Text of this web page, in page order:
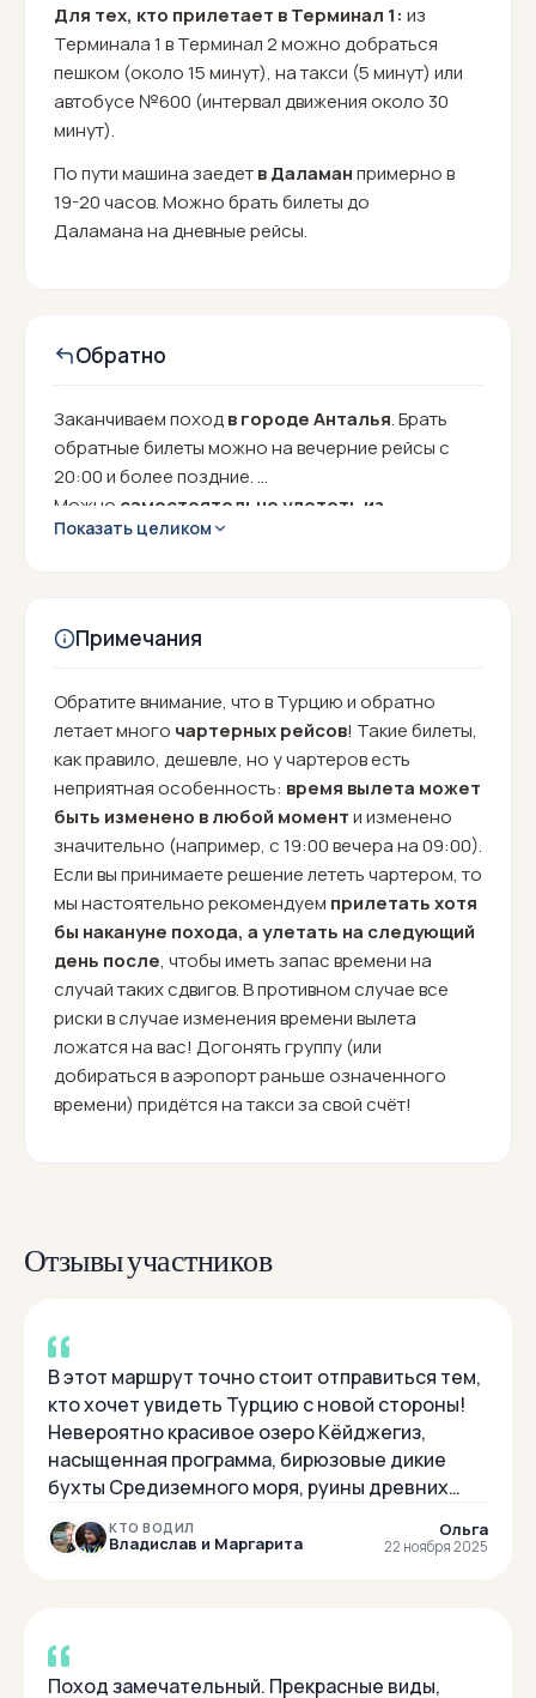
Для тех, кто прилетает в Терминал 1: из
Терминала 1 в Терминал 2 можно добраться
пешком (около 15 минут), на такси (5 минут) или
автобусе №600 (интервал движения около 30
минут).
По пути машина заедетв Даламанпримерно в
19-20 часов. Можно брать билеты до
Даламана на дневные рейсы.
Обратно
Заканчиваем походв городе Анталья. Брать
обратные билеты можно на вечерние рейсы с
20:00 и более поздние.
Можно самостоятельно улететь из
аэропорта Даламан
Показать целиком
Примечания
Обратите внимание, что в Турцию и обратно
летает много чартерных рейсов! Такие билеты,
как правило, дешевле, но у чартеров есть
неприятная особенность: время вылета может
быть изменено в любой моменти изменено
значительно (например, с 19:00 вечера на 09:00).
Если вы принимаете решение лететь чартером, то
мы настоятельно рекомендуем прилетать хотя
бы накануне похода, а улетать на следующий
день после, чтобы иметь запас времени на
случай таких сдвигов. В противном случае все
риски в случае изменения времени вылета
ложатся на вас! Догонять группу (или
добираться в аэропорт раньше означенного
времени) придётся на такси за свой счёт!
Отзывы участников
В этот маршрут точно стоит отправиться тем,
кто хочет увидеть Турцию с новой стороны!
Невероятно красивое озеро Кёйджегиз,
насыщенная программа, бирюзовые дикие
бухты Средиземного моря, руины древних
турецкие ко...
КТО ВОДИЛ
Владислав и Маргарита
Ольга
22 ноября 2025
Поход замечательный. Прекрасные виды,